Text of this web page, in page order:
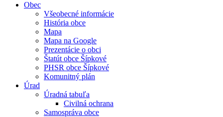
Obec
Všeobecné informácie
História obce
Mapa
Mapa na Google
Prezentácie o obci
Štatút obce Šípkové
PHSR obce Šípkové
Komunitný plán
Úrad
Úradná tabuľa
Civilná ochrana
Samospráva obce